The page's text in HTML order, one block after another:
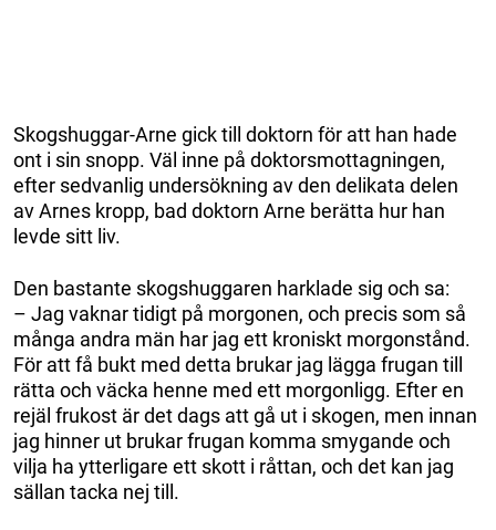
Skogshuggar-Arne gick till doktorn för att han hade
ont i sin snopp. Väl inne på doktorsmottagningen,
efter sedvanlig undersökning av den delikata delen
av Arnes kropp, bad doktorn Arne berätta hur han
levde sitt liv.
Den bastante skogshuggaren harklade sig och sa:
– Jag vaknar tidigt på morgonen, och precis som så
många andra män har jag ett kroniskt morgonstånd.
För att få bukt med detta brukar jag lägga frugan till
rätta och väcka henne med ett morgonligg. Efter en
rejäl frukost är det dags att gå ut i skogen, men innan
jag hinner ut brukar frugan komma smygande och
vilja ha ytterligare ett skott i råttan, och det kan jag
sällan tacka nej till.